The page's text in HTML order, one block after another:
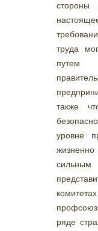
труда
путем
также
уровне
сильным
ряде